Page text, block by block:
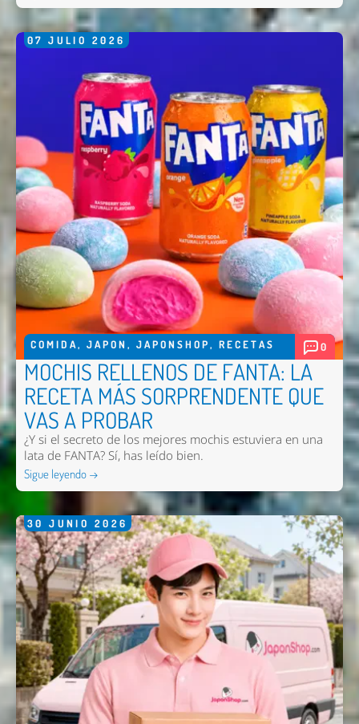
07 JULIO 2026
COMIDA, JAPON , JAPONSHOP, RECETAS 0
MOCHIS RELLENOS DE FANTA: LA
RECETA MÁS SORPRENDENTE QUE
VAS A PROBAR
¿Y si el secreto de los mejores mochis estuviera en una
lata de FANTA? Sí, has leído bien.
Sigue leyendo →
30 JUNIO 2026